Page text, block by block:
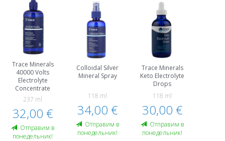
Trace Minerals
40000 Volts
Electrolyte
Concentrate
237 ml
32,00 €
Oтправим в
понедельник!
Colloidal Silver
Mineral Spray
118 ml
34,00 €
Oтправим в
понедельник!
Trace Minerals
Keto Electrolyte
Drops
118 ml
30,00 €
Oтправим в
понедельник!